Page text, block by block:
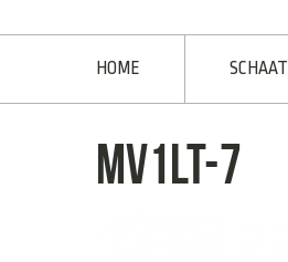
HOME
mv1lt-7